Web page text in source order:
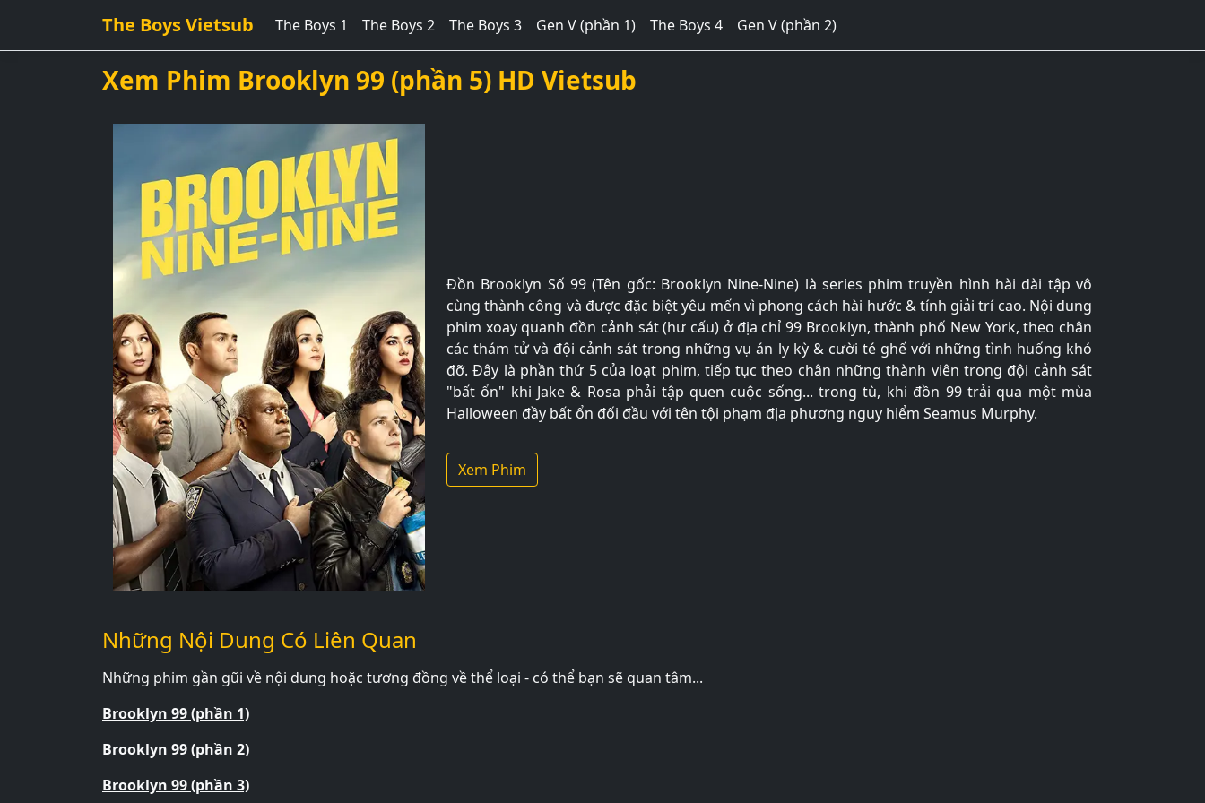
The Boys Vietsub The Boys 1 The Boys 2 The Boys 3 Gen V (phần 1) The Boys 4 Gen V (phần 2)
Xem Phim Brooklyn 99 (phần 5) HD Vietsub
Đồn Brooklyn Số 99 (Tên gốc: Brooklyn Nine-Nine) là series phim truyền hình hài dài tập vô
cùng thành công và được đặc biệt yêu mến vì phong cách hài hước & tính giải trí cao. Nội dung
phim xoay quanh đồn cảnh sát (hư cấu) ở địa chỉ 99 Brooklyn, thành phố New York, theo chân
các thám tử và đội cảnh sát trong những vụ án ly kỳ & cười té ghế với những tình huống khó
đỡ. Đây là phần thứ 5 của loạt phim, tiếp tục theo chân những thành viên trong đội cảnh sát
"bất ổn" khi Jake & Rosa phải tập quen cuộc sống... trong tù, khi đồn 99 trải qua một mùa
Halloween đầy bất ổn đối đầu với tên tội phạm địa phương nguy hiểm Seamus Murphy.
Xem Phim
Những Nội Dung Có Liên Quan
Những phim gần gũi về nội dung hoặc tương đồng về thể loại - có thể bạn sẽ quan tâm...
Brooklyn 99 (phần 1)
Brooklyn 99 (phần 2)
Brooklyn 99 (phần 3)